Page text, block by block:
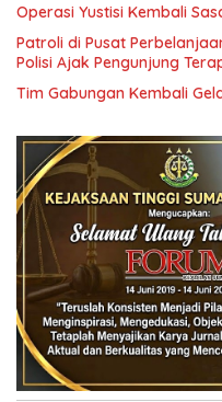
Operasi Yustisi Kembali
Patroli di Pusat
Polisi Ajak Pengunjung
Tim Gabungan Kembali